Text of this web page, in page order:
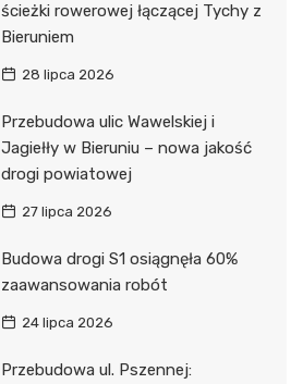
ścieżki rowerowej łączącej Tychy z
Bieruniem
28 lipca 2026
Przebudowa ulic Wawelskiej i
Jagiełły w Bieruniu – nowa jakość
drogi powiatowej
27 lipca 2026
Budowa drogi S1 osiągnęła 60%
zaawansowania robót
24 lipca 2026
Przebudowa ul. Pszennej: